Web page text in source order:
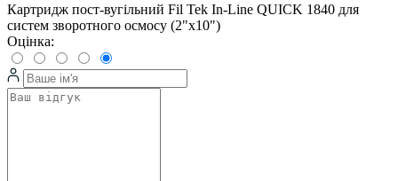
Картридж пост-вугільний Fil Tek In-Line QUICK 1840 для
систем зворотного осмосу (2"х10")
Оцінка: